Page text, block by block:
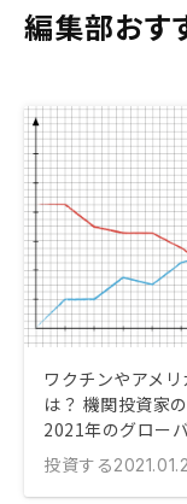
編集部おす
ワクチンやアメ
は？ 機関投資家
2021年のグロー
投資する